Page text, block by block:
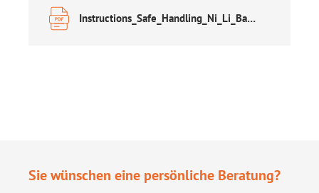
Instructions_Safe_Handling_Ni_Li_Batteries EN.pdf
Sie wünschen eine persönliche Beratung?